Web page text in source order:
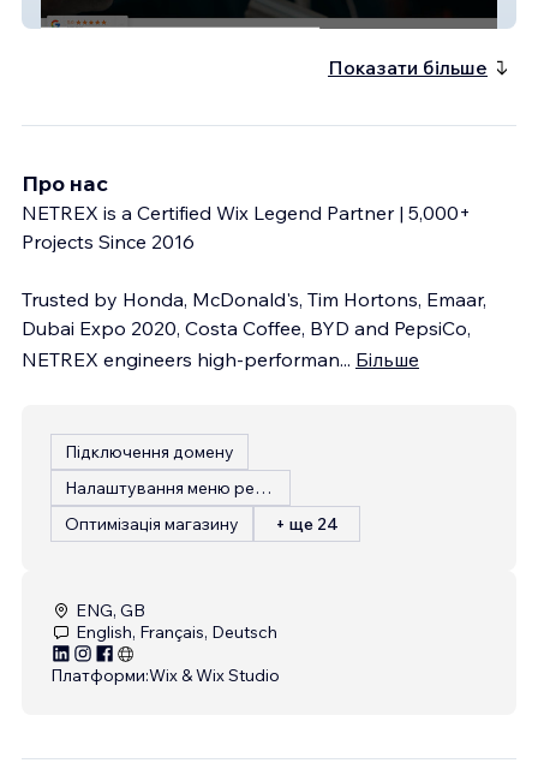
757binmasters
Показати більше
Про нас
NETREX is a Certified Wix Legend Partner | 5,000+
Projects Since 2016
Trusted by Honda, McDonald's, Tim Hortons, Emaar,
Dubai Expo 2020, Costa Coffee, BYD and PepsiCo,
NETREX engineers high-performan... Більше
Підключення домену
Налаштування меню ресторану
Оптимізація магазину
+ ще 24
ENG, GB
English, Français, Deutsch
Платформи:Wix & Wix Studio